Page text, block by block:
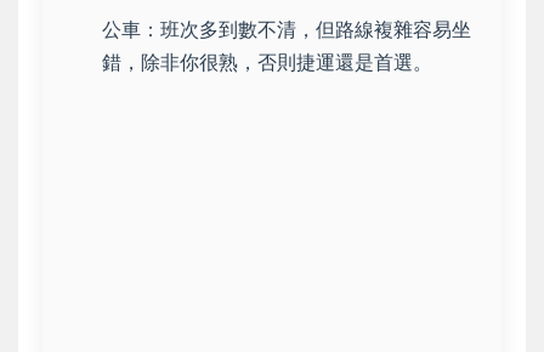
公車：班次多到數不清，但路線複雜容易坐
錯，除非你很熟，否則捷運還是首選。